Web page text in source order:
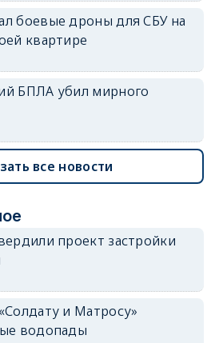
боевые дроны для СБУ на
квартире
БПЛА убил мирного
все новости
проект застройки
и Матросу»
водопады